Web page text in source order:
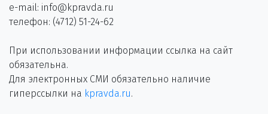
e-mail: info@kpravda.ru
телефон: (4712) 51-24-62
При использовании информации ссылка на сайт
обязательна.
Для электронных СМИ обязательно наличие
гиперссылки на kpravda.ru.